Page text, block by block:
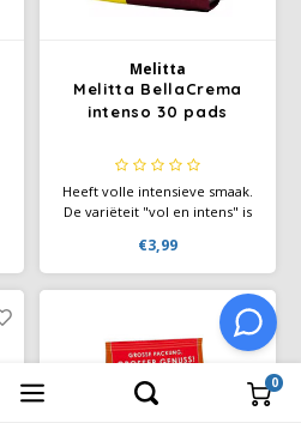
0
Melitta
Melitta BellaCrema
intenso 30 pads
Heeft volle intensieve smaak.
De variëteit "vol en intens" is
van houdt.
€3,99
0